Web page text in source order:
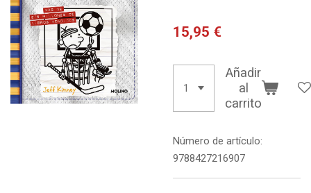
15,95 €
Añadir
al
carrito
Número de artículo:
9788427216907